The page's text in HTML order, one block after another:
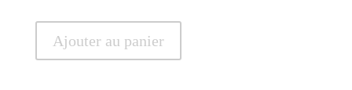
Billie
Ajouter au panier